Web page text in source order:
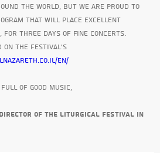
the world, but we are proud to
that will place excellent
for three days of fine concerts.
on the festival's
en/
of good music,
Director of the Liturgical Festival in